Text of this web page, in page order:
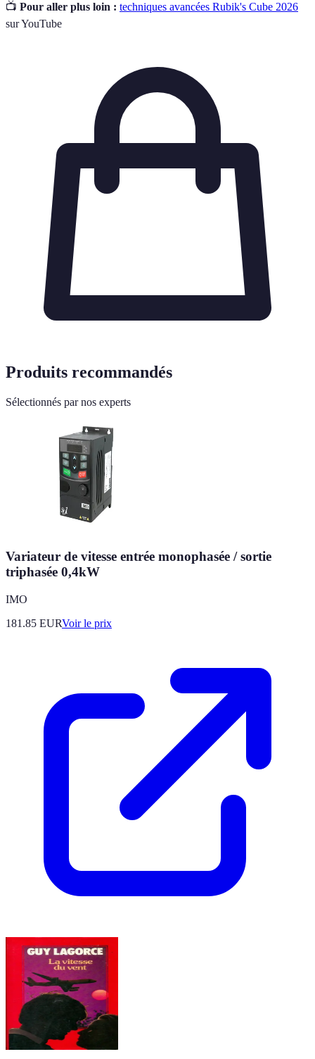
📺 Pour aller plus loin : techniques avancées Rubik's Cube 2026
sur YouTube
Produits recommandés
Sélectionnés par nos experts
Variateur de vitesse entrée monophasée / sortie
triphasée 0,4kW
IMO
181.85 EURVoir le prix